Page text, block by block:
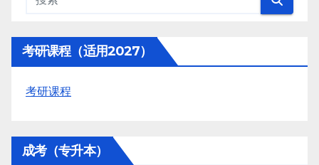
考研课程（适用2027）
考研课程
成考（专升本）